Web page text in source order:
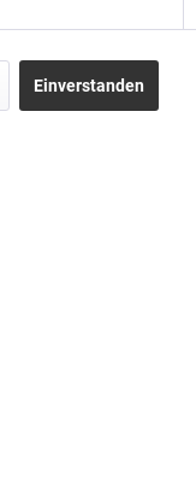
Einverstanden